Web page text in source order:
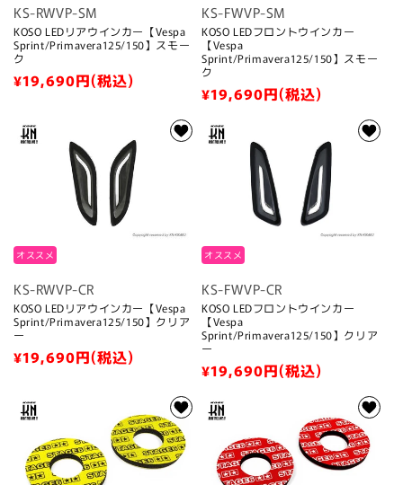
KS-RWVP-SM
KOSO LEDリアウインカー【Vespa
Sprint/Primavera125/150】スモー
ク
通
価
格
¥19,690円(税込)
KS-FWVP-SM
KOSO LEDフロントウインカー
【Vespa
Sprint/Primavera125/150】スモー
ク
通
価
¥19,690円(税込)
オススメ
KS-RWVP-CR
KOSO LEDリアウインカー【Vespa
Sprint/Primavera125/150】クリア
ー
通
価
格
¥19,690円(税込)
オススメ
KS-FWVP-CR
KOSO LEDフロントウインカー
【Vespa
Sprint/Primavera125/150】クリア
ー
通
価
¥19,690円(税込)